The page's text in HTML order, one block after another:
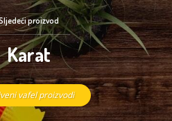
proizvod
Karat
vafel proizvodi